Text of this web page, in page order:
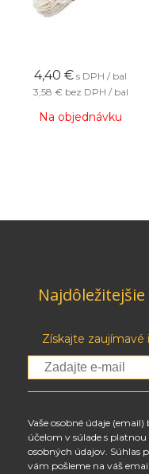
4,40 € s DPH / bal
3,58 € bez DPH / bal
Na objednávku
Získajte
Vaše osobné údaje
účelom v súlade s
osobných údajov.
vám pošleme na váš